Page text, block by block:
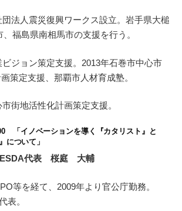
法人震災復興ワークス設立。岩手県大槌
福島県南相馬市の支援を行う。
ジョン策定支援。2013年石巻市中心市
策定支援、那覇市人材育成塾。
街地活性化計画策定支援。
「イノベーションを導く『カタリスト』と
について」
代表 桜庭 大輔
等を経て、2009年より官公庁勤務。
表。